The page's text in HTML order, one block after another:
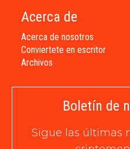
Acerca de
Acerca de nosotros
Conviertete en escritor
Archivos
Boletín de
Sigue las últimas